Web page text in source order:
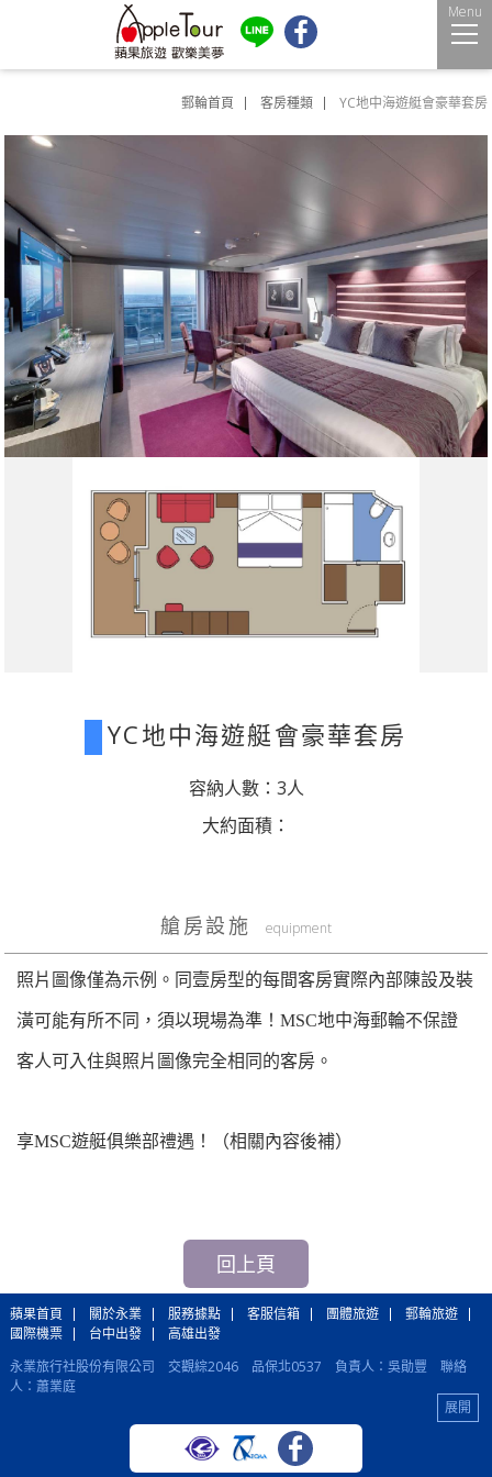
Menu
郵輪首頁 客房種類 YC地中海遊艇會豪華套房
YC地中海遊艇會豪華套房
容納人數：3人
大約面積：
艙房設施 equipment
照片圖像僅為示例。同壹房型的每間客房實際內部陳設及裝
潢可能有所不同，須以現場為準！MSC地中海郵輪不保證
客人可入住與照片圖像完全相同的客房。
享MSC遊艇俱樂部禮遇！（相關內容後補）
回上頁
蘋果首頁 關於永業 服務據點 客服信箱 團體旅遊
郵輪旅遊
國際機票
台中出發
高雄出發
永業旅行社股份有限公司 交觀綜2046 品保北0537 負責人：吳勛豐 聯絡
人：蕭業庭
蘋果旅行社股份有限公司 交觀甲6350 品保北1305 負責人：侯孝祥 聯絡
國際機票：(02)2515-5990 國際訂房、各國自由行：(02)2502-5110 郵輪旅